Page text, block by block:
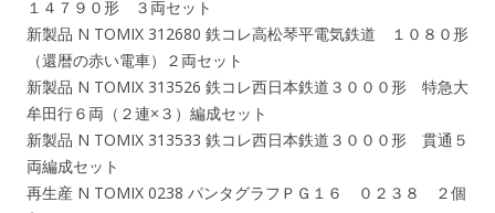
１４７９０形 ３両セット
新製品 N TOMIX 312680 鉄コレ高松琴平電気鉄道 １０８０形
（還暦の赤い電車）２両セット
新製品 N TOMIX 313526 鉄コレ西日本鉄道３０００形 特急大
牟田行６両（２連×３）編成セット
新製品 N TOMIX 313533 鉄コレ西日本鉄道３０００形 貫通５
両編成セット
再生産 N TOMIX 0238 パンタグラフＰＧ１６ ０２３８ ２個